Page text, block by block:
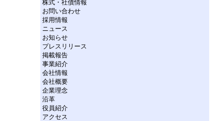
株式・社債情報
お問い合わせ
採用情報
ニュース
お知らせ
プレスリリース
掲載報告
事業紹介
会社情報
会社概要
企業理念
沿革
役員紹介
アクセス